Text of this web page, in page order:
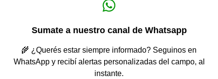
Sumate a nuestro canal de Whatsapp
🌾 ¿Querés estar siempre informado? Seguinos en
WhatsApp y recibí alertas personalizadas del campo, al
instante.